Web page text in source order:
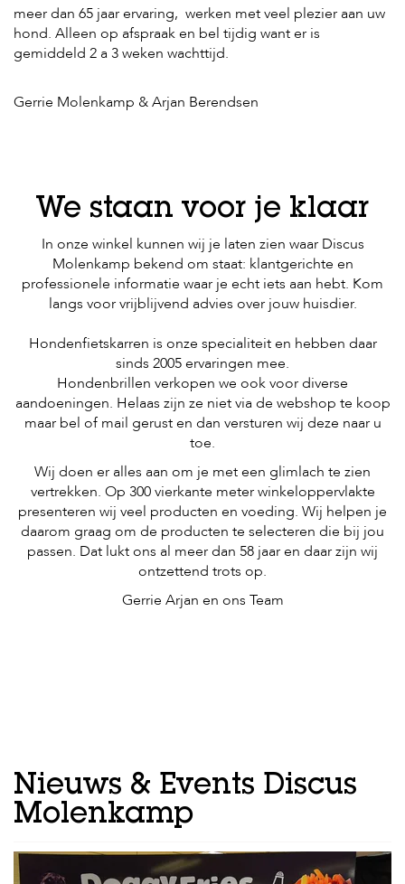
meer dan 65 jaar ervaring, werken met veel plezier aan uw
hond. Alleen op afspraak en bel tijdig want er is
gemiddeld 2 a 3 weken wachttijd.
Gerrie Molenkamp & Arjan Berendsen
We staan voor je klaar
In onze winkel kunnen wij je laten zien waar Discus
Molenkamp bekend om staat: klantgerichte en
professionele informatie waar je echt iets aan hebt. Kom
langs voor vrijblijvend advies over jouw huisdier.
Hondenfietskarren is onze specialiteit en hebben daar
sinds 2005 ervaringen mee.
Hondenbrillen verkopen we ook voor diverse
aandoeningen. Helaas zijn ze niet via de webshop te koop
maar bel of mail gerust en dan versturen wij deze naar u
toe.
Wij doen er alles aan om je met een glimlach te zien
vertrekken. Op 300 vierkante meter winkeloppervlakte
presenteren wij veel producten en voeding. Wij helpen je
daarom graag om de producten te selecteren die bij jou
passen. Dat lukt ons al meer dan 58 jaar en daar zijn wij
ontzettend trots op.
Gerrie Arjan en ons Team
Nieuws & Events Discus
Molenkamp